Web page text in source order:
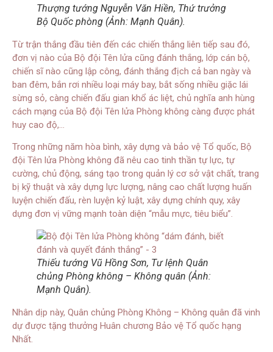
Thượng tướng Nguyễn Văn Hiền, Thứ trưởng
Bộ Quốc phòng (Ảnh: Mạnh Quân).
Từ trận thắng đầu tiên đến các chiến thắng liên tiếp sau đó,
đơn vị nào của Bộ đội Tên lửa cũng đánh thắng, lớp cán bộ,
chiến sĩ nào cũng lập công, đánh thắng địch cả ban ngày và
ban đêm, bắn rơi nhiều loại máy bay, bắt sống nhiều giặc lái
sừng sỏ, càng chiến đấu gian khổ ác liệt, chủ nghĩa anh hùng
cách mạng của Bộ đội Tên lửa Phòng không càng được phát
huy cao độ,…
Trong những năm hòa bình, xây dựng và bảo vệ Tổ quốc, Bộ
đội Tên lửa Phòng không đã nêu cao tinh thần tự lực, tự
cường, chủ động, sáng tạo trong quản lý cơ sở vật chất, trang
bị kỹ thuật và xây dựng lực lượng, nâng cao chất lượng huấn
luyện chiến đấu, rèn luyện kỷ luật, xây dựng chính quy, xây
dựng đơn vị vững mạnh toàn diện “mẫu mực, tiêu biểu”.
Thiếu tướng Vũ Hồng Sơn, Tư lệnh Quân
chủng Phòng không – Không quân (Ảnh:
Mạnh Quân).
Nhân dịp này, Quân chủng Phòng Không – Không quân đã vinh
dự được tặng thưởng Huân chương Bảo vệ Tổ quốc hạng
Nhất.